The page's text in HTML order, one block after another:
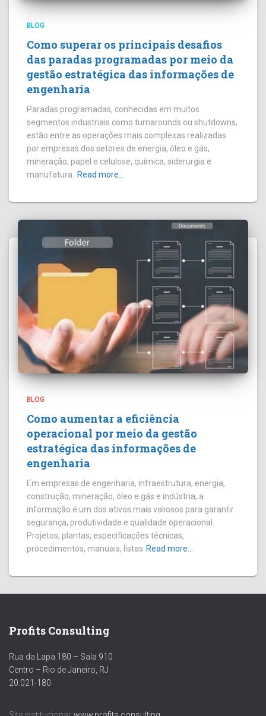
BLOG
Como superar os principais desafios
das paradas programadas por meio da
gestão estratégica das informações de
engenharia
Paradas programadas, conhecidas em muitos
segmentos industriais como turnarounds ou shutdowns,
estão entre as operações mais complexas realizadas
por empresas dos setores de energia, óleo e gás,
mineração, papel e celulose, química, siderurgia e
manufatura.
Read more…
BLOG
Como aumentar a eficiência
operacional por meio da gestão
estratégica das informações de
engenharia
Em empresas de engenharia, infraestrutura, energia,
construção, mineração, óleo e gás e indústria, a
informação é um dos ativos mais valiosos para garantir
segurança, produtividade e qualidade operacional.
Projetos, plantas, especificações técnicas,
procedimentos, manuais, listas Read more…
Profits Consulting
Rua da Lapa 180 – Sala 910
Centro – Rio de Janeiro, RJ
20.021-180